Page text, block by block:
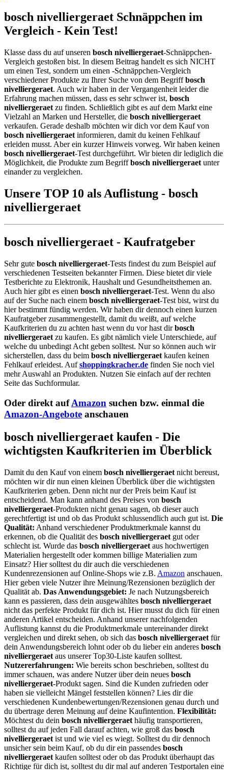
bosch nivelliergeraet Schnäppchen im
Vergleich - Kein Test!
Klasse dass du auf unseren bosch nivelliergeraet-Schnäppchen-
Vergleich gestoßen bist. In diesem Beitrag handelt es sich NICHT
um einen Test, sondern um einen -Schnäppchen-Vergleich
verschiedener Produkte zu Ihrer Suche von dem Begriffbosch
nivelliergeraet. Auch wir haben in der Vergangenheit leider die
Erfahrung machen müssen, dass es sehr schwer ist, bosch
nivelliergeraet zu finden. Schließlich gibt es auf dem Markt eine
Vielzahl an Marken und Hersteller, die bosch nivelliergeraet
verkaufen. Gerade deshalb möchten wir dich vor dem Kauf von
bosch nivelliergeraet informieren, damit du keinen Fehlkauf
erleiden musst. Aber ein kurzer Hinweis vorweg. Wir haben keinen
bosch nivelliergeraet-Test durchgeführt. Wir bieten dir lediglich die
Möglichkeit, die Produkte zum Begriffbosch nivelliergeraet unter
einander zu vergleichen.
Unsere TOP 10 als Auflistung - bosch
nivelliergeraet
bosch nivelliergeraet - Kaufratgeber
Sehr gute bosch nivelliergeraet-Tests findest du zum Beispiel auf
verschiedenen Testseiten bekannter Firmen. Diese bietet dir viele
Testberichte zu Elektronik, Haushalt und Gesundheitsthemen an.
Auch hier gibt es einen bosch nivelliergeraet-Test. Wenn du also
auf der Suche nach einem bosch nivelliergeraet-Test bist, wirst du
hier bestimmt fündig werden. Wir haben dir dennoch einen kurzen
Kaufratgeber zusammengestellt, damit du weißt, auf welche
Kaufkriterien du zu achten hast wenn du vor hast dirbosch
nivelliergeraet zu kaufen. Es gibt nämlich viele Unterschiede, auf
welche du unbedingt Acht geben solltest. Nur so können auch wir
sicherstellen, dass du beim bosch nivelliergeraet kaufen keinen
Fehlkauf erleidest. Aufshoppingkracher.de finden Sie noch viel
mehr Auswahl an Produkten. Nutzen Sie einfach auf der rechten
Seite das Suchformular.
Oder direkt aufAmazon suchen bzw. einmal die
Amazon-Angebote anschauen
bosch nivelliergeraet kaufen - Die
wichtigsten Kaufkriterien im Überblick
Damit du den Kauf von einem bosch nivelliergeraet nicht bereust,
möchten wir dir nun einen kleinen Überblick über die wichtigsten
Kaufkriterien geben. Denn nicht nur der Preis beim Kauf ist
entscheidend. Man kann anhand des Preises von bosch
nivelliergeraet-Produkten nicht genau sagen, ob dieser auch
gerechtfertigt ist und ob das Produkt schlussendlich auch gut ist. Die
Qualität: Anhand verschiedener Produktmerkmale kannst du
erkennen, ob die Qualität des bosch nivelliergeraet gut oder
schlecht ist. Wurde das bosch nivelliergeraet aus hochwertigen
Materialien hergestellt oder kommen billige Materialien zum
Einsatz? Hier solltest du dir auch die verschiedenen
Kundenrezensionen auf Online-Shops wie z.B. Amazon anschauen.
Hier geben viele Nutzer ihre Meinung/Rezensionen bezüglich der
Qualität ab. Das Anwendungsgebiet: Je nach Nutzungsbereich
kann es passieren, dass dein ausgewähltes bosch nivelliergeraet
nicht das perfekte Produkt für dich ist. Hier musst du dich für einen
anderen Artikel entscheiden. Anhand unserer nachfolgenden
Auflistung kannst du die Produktmerkmale untereinander direkt
vergleichen und direkt sehen, ob sich das bosch nivelliergeraet für
dein Anwendungsbereich lohnt oder ob du lieber ein anderes bosch
nivelliergeraet aus unserer Top30-Liste kaufen solltest.
Nutzererfahrungen: Wie bereits schon beschrieben, solltest du
immer schauen, was andere Nutzer über dein neues bosch
nivelliergeraet-Produkt sagen. Sind die Kunden zufrieden oder
haben sie vielleicht Mängel feststellen können? Lies dir die
verschiedenen Kundenbewertungen/Rezensionen genau durch und
du übertrage deren Meinung auf deine Kaufintention. Flexibilität:
Möchtest du dein bosch nivelliergeraet häufig transportieren,
solltest du auf jeden Fall darauf achten, wie groß das bosch
nivelliergeraet ist und wie viel es wiegt. Solltest du dir dennoch
unsicher sein beim Kauf, ob du dir ein passendes bosch
nivelliergeraet kaufen solltest oder ob das Produkt überhaupt das
Richtige für dich ist, solltest du dir mal auf anderen Testportalen eine